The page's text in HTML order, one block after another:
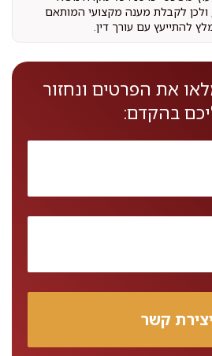
ולכן לקבלת מענה מקצועי המותאם
להתייעץ עם עורך דין.
את הפרטים ונחזור
בהקדם: